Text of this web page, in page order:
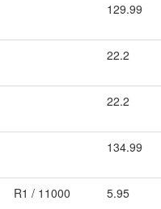
129.99
22.2
22.2
134.99
R1 / 11000 5.95